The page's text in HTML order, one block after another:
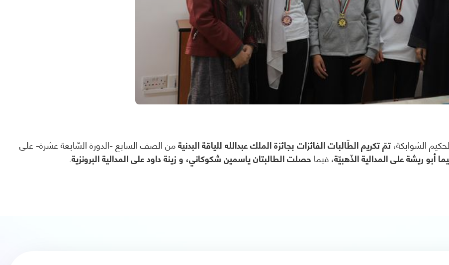
الشوابكة،تمّ تكريم الطّالبات الفائزات بجائزة الملك عبدالله للياقة البدنيةمن الصف السابع -الدورة السّابعة عشرة- على
أبو ريشة على المدالية الذّهبيّة، فيما حصلت الطالبتان ياسمين شكوكاني، و زينة داود على المدالية البرونزية.